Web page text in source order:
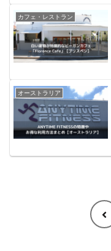
カフェ・レストラン
オーストラリア
前